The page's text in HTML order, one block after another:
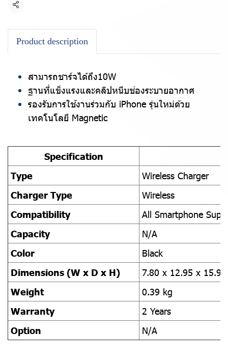
แชร์
Product description
สามารถชาร์จได้ถึง10W
ฐานที่แข็งแรงและคลิปหนีบช่องระบายอากาศ
รองรับการใช้งานร่วมกับ iPhone รุ่นใหม่ด้วย
เทคโนโลยี Magnetic
Specification
Type
Wireless Charger
Charger Type
Wireless
Compatibility
All Smartphone
Capacity
N/A
Color
Black
Dimensions (W x D x H)
7.80 x 12.95 x
Weight
0.39 kg
Warranty
2 Years
Option
N/A